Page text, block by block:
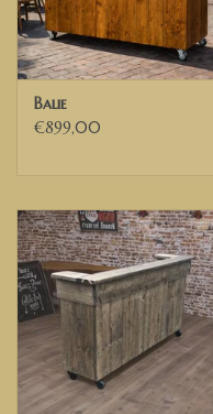
Balie
€899,00